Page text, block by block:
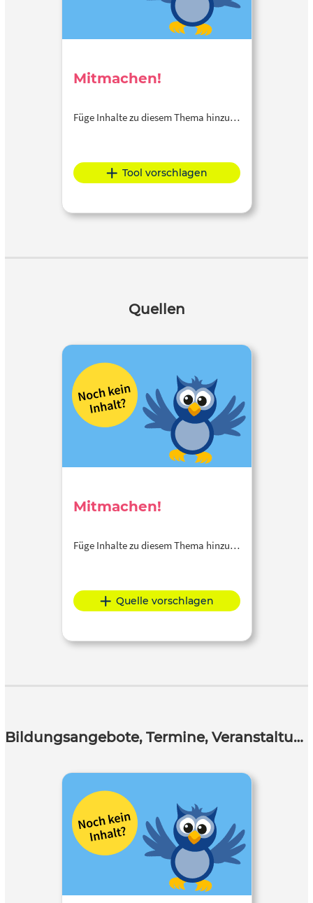
Mitmachen!
Füge Inhalte zu diesem Thema hinzu…
Tool vorschlagen
Quellen
Mitmachen!
Füge Inhalte zu diesem Thema hinzu…
Quelle vorschlagen
Bildungsangebote, Termine, Veranstaltungen